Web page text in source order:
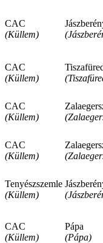
CAC
(Küllem)
CAC
(Küllem)
CAC
(Küllem)
CAC
(Küllem)
Tenyészszemle
(Küllem)
CAC
(Küllem)
Pápa
(Pápa)